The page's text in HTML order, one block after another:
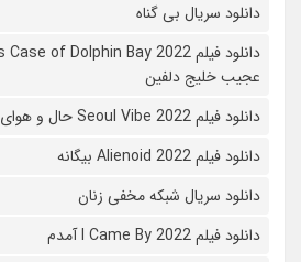
دانلود سریال بی گناه
عجیب خلیج دلفین
دانلود فیلم Seoul Vibe 2022 حال و هوای سئول
دانلود فیلم Alienoid 2022 بیگانه
دانلود سریال شبکه مخفی زنان
دانلود فیلم I Came By 2022 آمدم